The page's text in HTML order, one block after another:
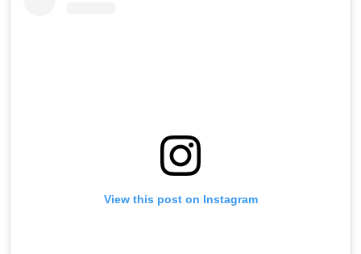
View this post on Instagram